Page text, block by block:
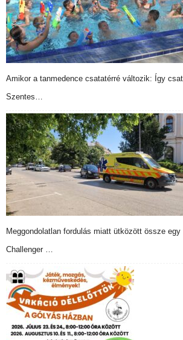
Amikor a tanmedence csatatérré változik: Így
Szentes…
Meggondolatlan fordulás miatt ütközött össze
Challenger …